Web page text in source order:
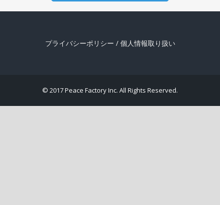
プライバシーポリシー / 個人情報取り扱い
© 2017 Peace Factory Inc. All Rights Reserved.